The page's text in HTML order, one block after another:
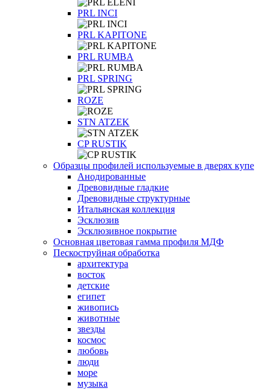
PRL INCI
PRL KAPITONE
PRL RUMBA
PRL SPRING
ROZE
STN ATZEK
СP RUSTIK
Образцы профилей используемые в дверях купе
Анодированные
Древовидные гладкие
Древовидные структурные
Итальянская коллекция
Эсклюзив
Эсклюзивное покрытие
Основная цветовая гамма профиля МДФ
Пескоструйная обработка
архитектура
восток
детские
египет
живопись
животные
звезды
космос
любовь
люди
море
музыка